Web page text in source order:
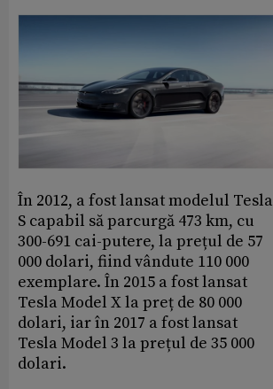
În 2012, a fost lansat modelul Tesla
S capabil să parcurgă 473 km, cu
300-691 cai-putere, la prețul de 57
000 dolari, fiind vândute 110 000
exemplare. În 2015 a fost lansat
Tesla Model X la preț de 80 000
dolari, iar în 2017 a fost lansat
Tesla Model 3 la prețul de 35 000
dolari.